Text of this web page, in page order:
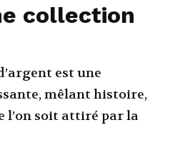
collection
est une
mêlant histoire,
l’on soit attiré par la